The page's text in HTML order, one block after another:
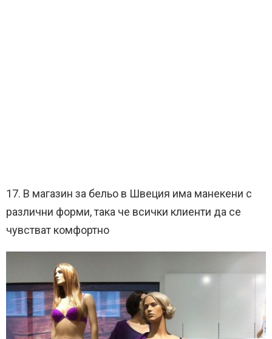
17. В магазин за бельо в Швеция има манекени с
различни форми, така че всички клиенти да се
чувстват комфортно